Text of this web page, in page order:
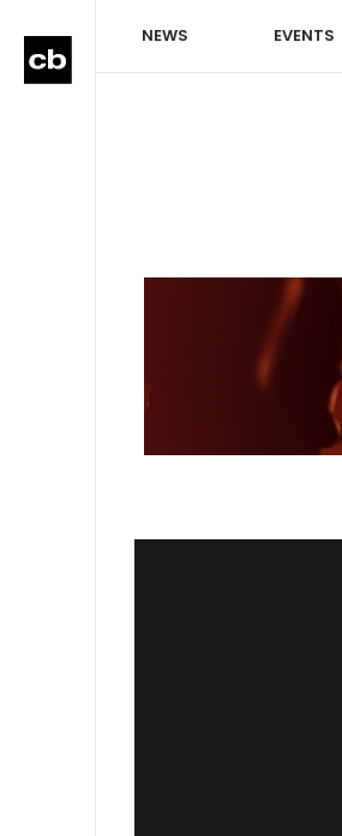
NEWS EVENTS